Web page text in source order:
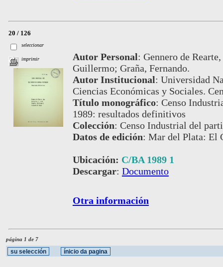
20 / 126
seleccionar
imprimir Autor Personal: Gennero de
Guillermo; Graña, Fernando.
Autor Institucional: Universidad
Ciencias Económicas y Sociales.
Título monográfico: Censo
1989: resultados definitivos
Colección: Censo Industrial del
Datos de edición: Mar del Plata: El
Ubicación: C/BA 1989 1
Descargar: Documento
Otra información
página 1 de 7